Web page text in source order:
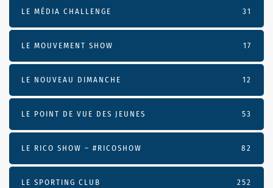
LE MÉDIA CHALLENGE 31
LE MOUVEMENT SHOW 17
LE NOUVEAU DIMANCHE 12
LE POINT DE VUE DES JEUNES 53
LE RICO SHOW – #RICOSHOW 82
LE SPORTING CLUB 252